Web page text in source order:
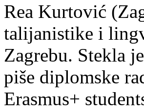
Rea Kurtović
talijanistike i
Zagrebu. Stekla
piše diplomske
Erasmus+